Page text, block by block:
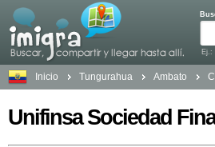
Ej.:
Inicio Tungurahua Ambato
Unifinsa Sociedad